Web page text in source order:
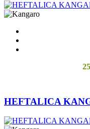
HEFTALICA